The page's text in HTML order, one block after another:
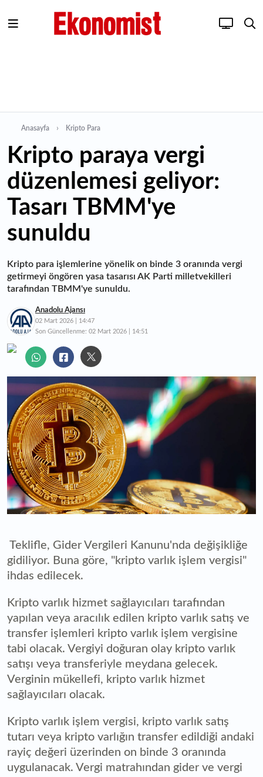
Anasayfa Kripto Para
Kripto paraya vergi
düzenlemesi geliyor:
Tasarı TBMM'ye
sunuldu
Kripto para işlemlerine yönelik on binde 3 oranında vergi
getirmeyi öngören yasa tasarısı AK Parti milletvekilleri
tarafından TBMM'ye sunuldu.
Anadolu Ajansı
02 Mart 2026 | 14:47
Son Güncellenme: 02 Mart 2026 | 14:51
Teklifle, Gider Vergileri Kanunu'nda değişikliğe
gidiliyor. Buna göre, "kripto varlık işlem vergisi"
ihdas edilecek.
Kripto varlık hizmet sağlayıcıları tarafından
yapılan veya aracılık edilen kripto varlık satış ve
transfer işlemleri kripto varlık işlem vergisine
tabi olacak. Vergiyi doğuran olay kripto varlık
satışı veya transferiyle meydana gelecek.
Verginin mükellefi, kripto varlık hizmet
sağlayıcıları olacak.
Kripto varlık işlem vergisi, kripto varlık satış
tutarı veya kripto varlığın transfer edildiği andaki
rayiç değeri üzerinden on binde 3 oranında
uygulanacak. Vergi matrahından gider ve vergi